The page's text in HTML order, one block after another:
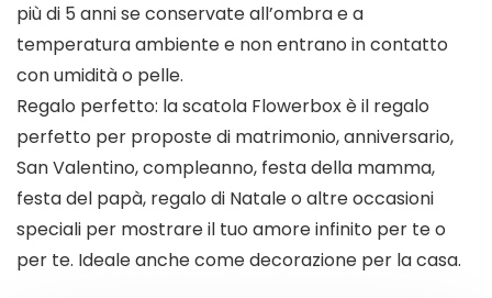
più di 5 anni se conservate all’ombra e a
temperatura ambiente e non entrano in contatto
con umidità o pelle.
Regalo perfetto: la scatola Flowerbox è il regalo
perfetto per proposte di matrimonio, anniversario,
San Valentino, compleanno, festa della mamma,
festa del papà, regalo di Natale o altre occasioni
speciali per mostrare il tuo amore infinito per te o
per te. Ideale anche come decorazione per la casa.